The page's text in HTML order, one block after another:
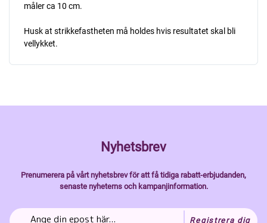
måler ca 10 cm.
Husk at strikkefastheten må holdes hvis resultatet skal bli
vellykket.
Nyhetsbrev
Prenumerera på vårt nyhetsbrev för att få tidiga rabatt-erbjudanden,
senaste nyheterns och kampanjinformation.
Registrera dig